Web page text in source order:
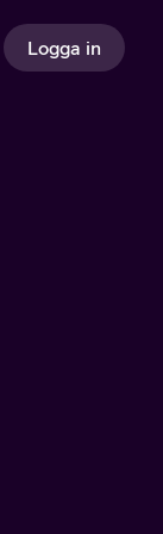
Logga in